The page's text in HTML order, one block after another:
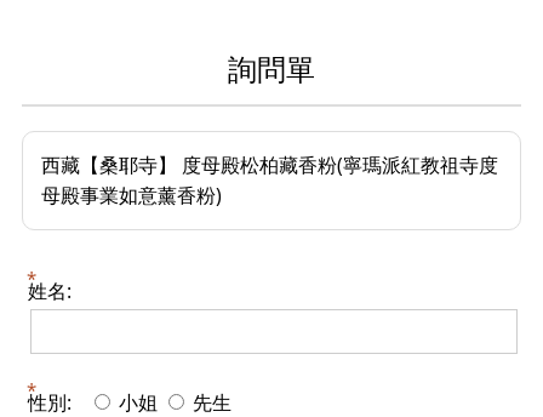
詢問單
西藏【桑耶寺】 度母殿松柏藏香粉(寧瑪派紅教祖寺度
母殿事業如意薰香粉)
姓名:
性別: 小姐 先生